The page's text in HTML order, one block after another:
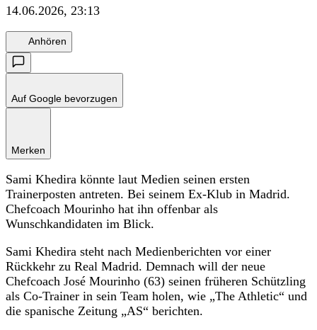
14.06.2026, 23:13
Anhören
Auf Google bevorzugen
Merken
Sami Khedira könnte laut Medien seinen ersten
Trainerposten antreten. Bei seinem Ex-Klub in Madrid.
Chefcoach Mourinho hat ihn offenbar als
Wunschkandidaten im Blick.
Sami Khedira steht nach Medienberichten vor einer
Rückkehr zu Real Madrid. Demnach will der neue
Chefcoach José Mourinho (63) seinen früheren Schützling
als Co-Trainer in sein Team holen, wie „The Athletic“ und
die spanische Zeitung „AS“ berichten.